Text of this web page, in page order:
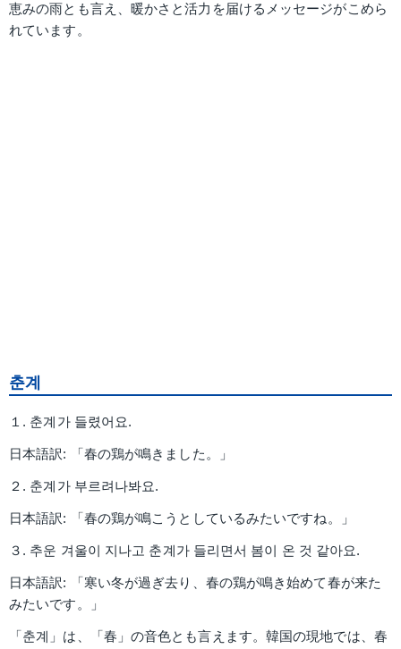
恵みの雨とも言え、暖かさと活力を届けるメッセージがこめら
れています。
춘계
１. 춘계가 들렸어요.
日本語訳: 「春の鶏が鳴きました。」
２. 춘계가 부르려나봐요.
日本語訳: 「春の鶏が鳴こうとしているみたいですね。」
３. 추운 겨울이 지나고 춘계가 들리면서 봄이 온 것 같아요.
日本語訳: 「寒い冬が過ぎ去り、春の鶏が鳴き始めて春が来た
みたいです。」
「춘계」は、「春」の音色とも言えます。韓国の現地では、春